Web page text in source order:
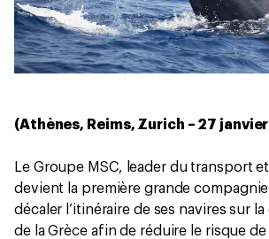
(Athènes, Reims, Zurich – 27
Le Groupe MSC, leader du transport
devient la première grande
décaler l’itinéraire de ses navires sur
de la Grèce afin de réduire le risque